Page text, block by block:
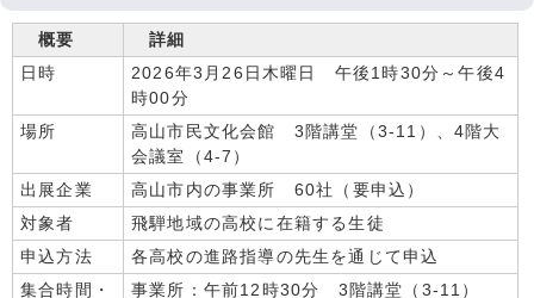
概要
詳細
日時
2026年3月26日木曜日 午後1時30分～午後4
時00分
場所
高山市民文化会館 3階講堂（3-11）、4階大
会議室（4-7）
出展企業
高山市内の事業所 60社（要申込）
対象者
飛騨地域の高校に在籍する生徒
申込方法
各高校の進路指導の先生を通じて申込
集合時間・
事業所：午前12時30分 3階講堂（3-11）